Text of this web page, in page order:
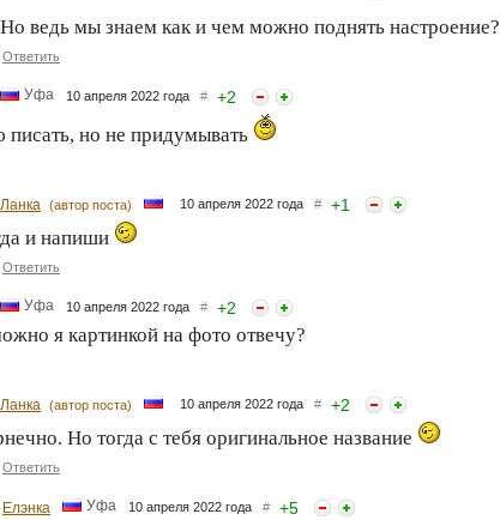
Но ведь мы знаем как и чем можно поднять настроение?
Ответить
Уфа 10 апреля 2022 года # +2
но не придумывать
(автор поста) 10 апреля 2022 года # +1
и напиши
Ответить
Уфа 10 апреля 2022 года # +2
я картинкой на фото отвечу?
(автор поста) 10 апреля 2022 года # +2
Но тогда с тебя оригинальное название
Ответить
Елэнка Уфа 10 апреля 2022 года # +5